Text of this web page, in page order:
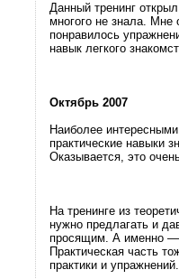
Данный тренинг
многого не знала. Мне
понравилось
навык легкого
Октябрь 2007
Наиболее
практические навыки
Оказывается, это
На тренинге из
нужно предлагать и
просящим. А именно —
Практическая часть
практики и упражнений.